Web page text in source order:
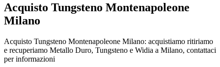
Acquisto Tungsteno Montenapoleone
Milano
Acquisto Tungsteno Montenapoleone Milano: acquistiamo ritiriamo
e recuperiamo Metallo Duro, Tungsteno e Widia a Milano, contattaci
per informazioni